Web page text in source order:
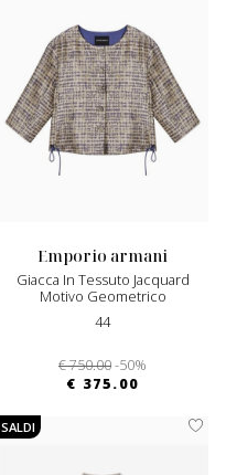
emporio armani
Giacca In Tessuto Jacquard
Motivo Geometrico
44
€ 750.00-50%
€ 375.00
SALDI